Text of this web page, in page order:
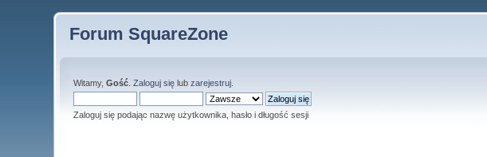
Forum SquareZone
Witamy,Gość .Zaloguj się lubzarejestruj
Zaloguj się podając nazwę użytkownika, hasło i długość sesji